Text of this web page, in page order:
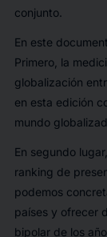
conjunto.
En este
Primero, la
globalización
en esta edición
mundo
En segundo
ranking de
podemos
países y ofrecer
bipolar de los